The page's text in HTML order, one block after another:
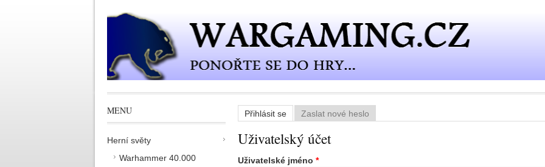
Hlavní záložky
Přihlásit se (aktivní záložka)
Zaslat nové heslo
Uživatelský účet
Uživatelské jméno *
MENU
Herní světy
Warhammer 40.000